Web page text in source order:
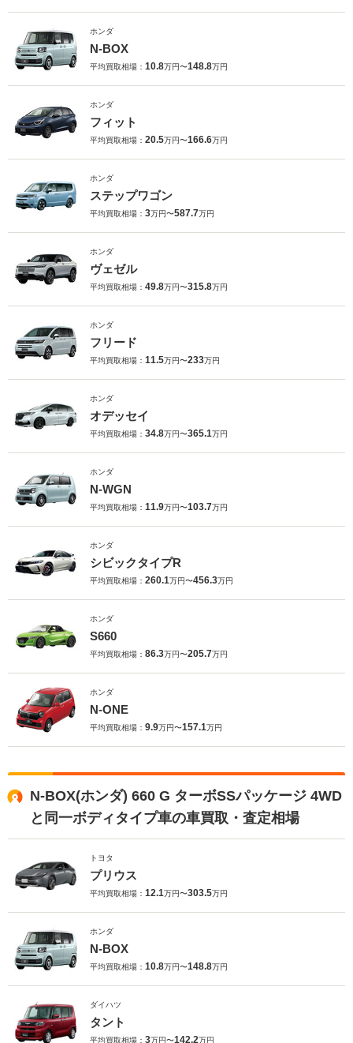
ホンダ
N-BOX
平均買取相場： 10.8万円〜148.8万円
ホンダ
フィット
平均買取相場： 20.5万円〜166.6万円
ホンダ
ステップワゴン
平均買取相場： 3万円〜587.7万円
ホンダ
ヴェゼル
平均買取相場： 49.8万円〜315.8万円
ホンダ
フリード
平均買取相場： 11.5万円〜233万円
ホンダ
オデッセイ
平均買取相場： 34.8万円〜365.1万円
ホンダ
N-WGN
平均買取相場： 11.9万円〜103.7万円
ホンダ
シビックタイプR
平均買取相場： 260.1万円〜456.3万円
ホンダ
S660
平均買取相場： 86.3万円〜205.7万円
ホンダ
N-ONE
平均買取相場： 9.9万円〜157.1万円
N-BOX(ホンダ) 660 G ターボSSパッケージ 4WD
と同一ボディタイプ車の車買取・査定相場
トヨタ
プリウス
平均買取相場： 12.1万円〜303.5万円
ホンダ
N-BOX
平均買取相場： 10.8万円〜148.8万円
ダイハツ
タント
平均買取相場： 3万円〜142.2万円